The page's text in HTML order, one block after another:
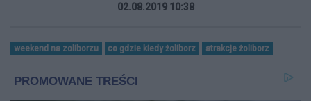
02.08.2019 10:38
weekend na zoliborzu co gdzie kiedy żoliborz atrakcje żoliborz